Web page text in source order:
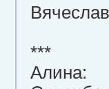
***
Алина: